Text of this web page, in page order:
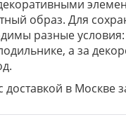
образ. Для
разные условия:
а за
доставкой в Москве